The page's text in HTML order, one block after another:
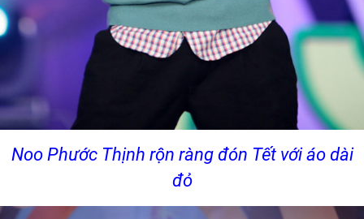
Noo Phước Thịnh rộn ràng đón Tết với áo dài
đỏ